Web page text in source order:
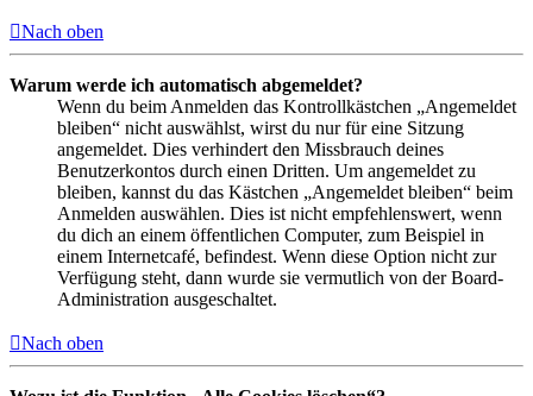
Nach oben
Warum werde ich automatisch abgemeldet?
Wenn du beim Anmelden das Kontrollkästchen „Angemeldet
bleiben“ nicht auswählst, wirst du nur für eine Sitzung
angemeldet. Dies verhindert den Missbrauch deines
Benutzerkontos durch einen Dritten. Um angemeldet zu
bleiben, kannst du das Kästchen „Angemeldet bleiben“ beim
Anmelden auswählen. Dies ist nicht empfehlenswert, wenn
du dich an einem öffentlichen Computer, zum Beispiel in
einem Internetcafé, befindest. Wenn diese Option nicht zur
Verfügung steht, dann wurde sie vermutlich von der Board-
Administration ausgeschaltet.
Nach oben